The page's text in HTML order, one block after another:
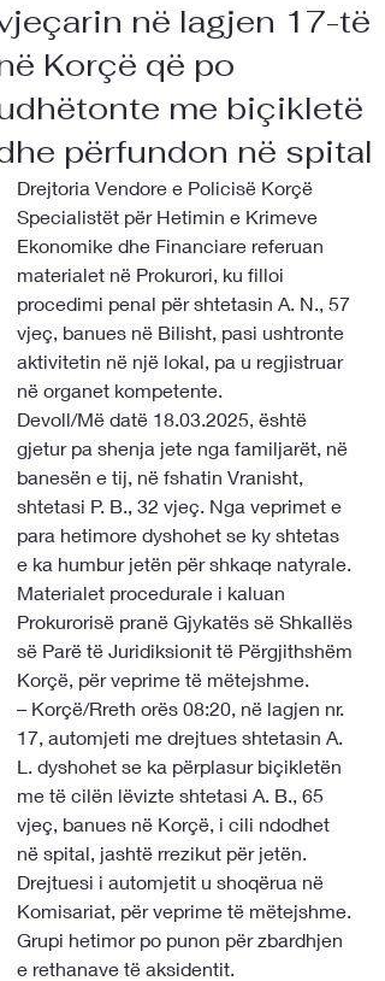
në lagjen 17-të
Korçë që po
me biçikletë
përfundon në spital
Drejtoria Vendore e Policisë Korçë
Specialistët për Hetimin e Krimeve
Ekonomike dhe Financiare referuan
materialet në Prokurori, ku filloi
procedimi penal për shtetasin A. N., 57
vjeç, banues në Bilisht, pasi ushtronte
aktivitetin në një lokal, pa u regjistruar
në organet kompetente.
Devoll/Më datë 18.03.2025, është
gjetur pa shenja jete nga familjarët, në
banesën e tij, në fshatin Vranisht,
shtetasi P. B., 32 vjeç. Nga veprimet e
para hetimore dyshohet se ky shtetas
e ka humbur jetën për shkaqe natyrale.
Materialet procedurale i kaluan
Prokurorisë pranë Gjykatës së Shkallës
së Parë të Juridiksionit të Përgjithshëm
Korçë, për veprime të mëtejshme.
– Korçë/Rreth orës 08:20, në lagjen nr.
17, automjeti me drejtues shtetasin A.
L. dyshohet se ka përplasur biçikletën
me të cilën lëvizte shtetasi A. B., 65
vjeç, banues në Korçë, i cili ndodhet
në spital, jashtë rrezikut për jetën.
Drejtuesi i automjetit u shoqërua në
Komisariat, për veprime të mëtejshme.
Grupi hetimor po punon për zbardhjen
e rethanave të aksidentit.